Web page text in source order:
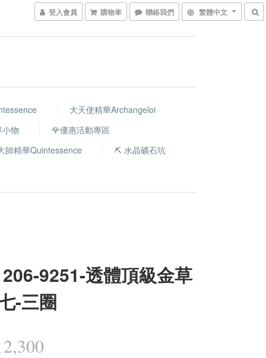
登入會員 購物車 聯絡我們 繁體中文
大天使精華Archangeloi
物
🌹優惠活動專區
師精華Quintessence
⛏️ 水晶礦石坑
9251-透體頂級金草
-三圈